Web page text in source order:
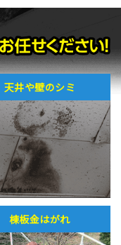
天井や壁のシミ
棟板金はがれ